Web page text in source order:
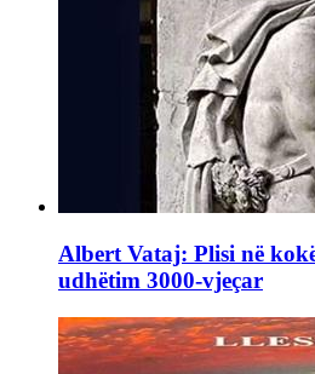
Albert Vataj: Plisi në
udhëtim 3000-vjeçar